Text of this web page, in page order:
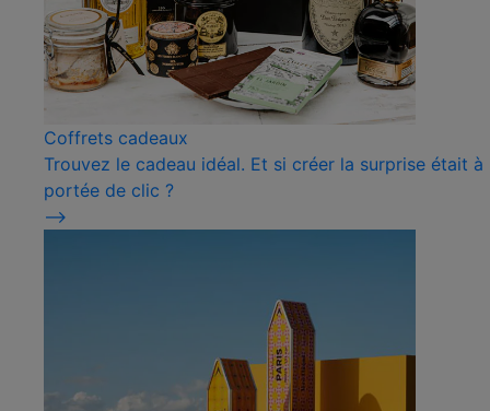
Coffrets cadeaux
Trouvez le cadeau idéal. Et si créer la surprise était à
portée de clic ?
⟶